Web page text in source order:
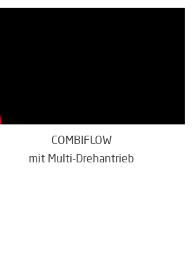
COMBIFLOW
mit Multi-Drehantrieb